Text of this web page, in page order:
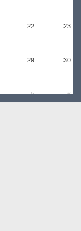
22 23
29 30
5 6